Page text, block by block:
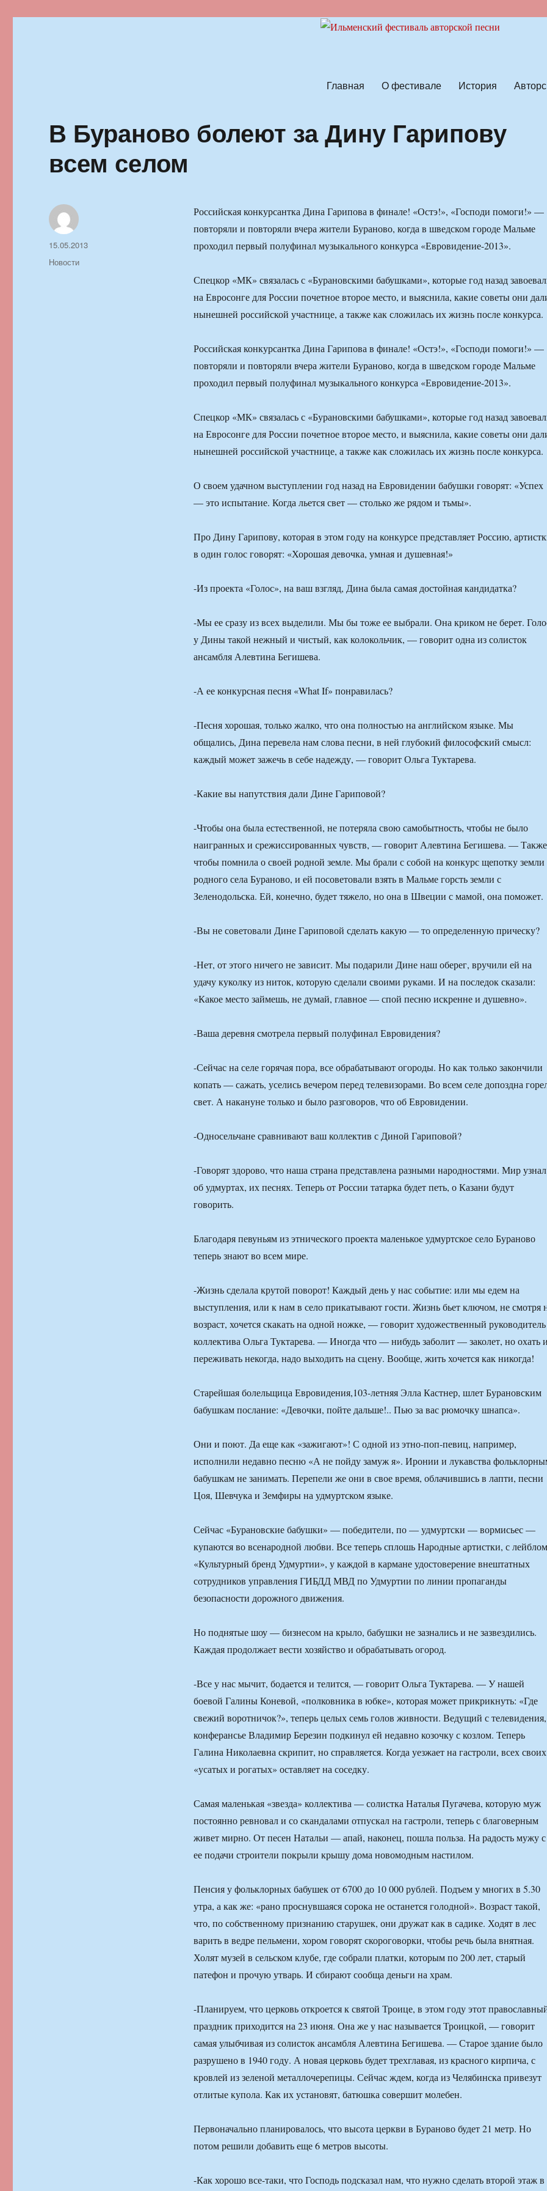
Главная О фестивале История
В Бураново болеют за Дину Гарипову
всем селом
Российская конкурсантка Дина Гарипова в финале! «Остэ!», «Господи помоги!» —
повторяли и повторяли вчера жители Бураново, когда в шведском городе Мальме
проходил первый полуфинал музыкального конкурса «Евровидение-2013».
Спецкор «МК» связалась с «Бурановскими бабушками», которые год назад
на Евросонге для России почетное второе место, и выяснила, какие советы они
нынешней российской участнице, а также как сложилась их жизнь после конкурса.
Российская конкурсантка Дина Гарипова в финале! «Остэ!», «Господи помоги!» —
повторяли и повторяли вчера жители Бураново, когда в шведском городе Мальме
проходил первый полуфинал музыкального конкурса «Евровидение-2013».
Спецкор «МК» связалась с «Бурановскими бабушками», которые год назад
на Евросонге для России почетное второе место, и выяснила, какие советы они
нынешней российской участнице, а также как сложилась их жизнь после конкурса.
О своем удачном выступлении год назад на Евровидении бабушки говорят: «Успех
— это испытание. Когда льется свет — столько же рядом и тьмы».
Про Дину Гарипову, которая в этом году на конкурсе представляет Россию,
в один голос говорят: «Хорошая девочка, умная и душевная!»
-Из проекта «Голос», на ваш взгляд, Дина была самая достойная кандидатка?
-Мы ее сразу из всех выделили. Мы бы тоже ее выбрали. Она криком не берет.
у Дины такой нежный и чистый, как колокольчик, — говорит одна из солисток
ансамбля Алевтина Бегишева.
-А ее конкурсная песня «What If» понравилась?
-Песня хорошая, только жалко, что она полностью на английском языке. Мы
общались, Дина перевела нам слова песни, в ней глубокий философский смысл:
каждый может зажечь в себе надежду, — говорит Ольга Туктарева.
-Какие вы напутствия дали Дине Гариповой?
-Чтобы она была естественной, не потеряла свою самобытность, чтобы не было
наигранных и срежиссированных чувств, — говорит Алевтина Бегишева. — Также
чтобы помнила о своей родной земле. Мы брали с собой на конкурс щепотку земли
родного села Бураново, и ей посоветовали взять в Мальме горсть земли с
Зеленодольска. Ей, конечно, будет тяжело, но она в Швеции с мамой, она поможет.
-Вы не советовали Дине Гариповой сделать какую — то определенную прическу?
-Нет, от этого ничего не зависит. Мы подарили Дине наш оберег, вручили ей на
удачу куколку из ниток, которую сделали своими руками. И на последок сказали:
«Какое место займешь, не думай, главное — спой песню искренне и душевно».
-Ваша деревня смотрела первый полуфинал Евровидения?
-Сейчас на селе горячая пора, все обрабатывают огороды. Но как только закончили
копать — сажать, уселись вечером перед телевизорами. Во всем селе допоздна
свет. А накануне только и было разговоров, что об Евровидении.
-Односельчане сравнивают ваш коллектив с Диной Гариповой?
-Говорят здорово, что наша страна представлена разными народностями. Мир узнал
об удмуртах, их песнях. Теперь от России татарка будет петь, о Казани будут
говорить.
Благодаря певуньям из этнического проекта маленькое удмуртское село Бураново
теперь знают во всем мире.
-Жизнь сделала крутой поворот! Каждый день у нас событие: или мы едем на
выступления, или к нам в село прикатывают гости. Жизнь бьет ключом, не смотря
возраст, хочется скакать на одной ножке, — говорит художественный руководитель
коллектива Ольга Туктарева. — Иногда что — нибудь заболит — заколет, но охать
переживать некогда, надо выходить на сцену. Вообще, жить хочется как никогда!
Старейшая болельщица Евровидения,103-летняя Элла Кастнер, шлет Бурановским
бабушкам послание: «Девочки, пойте дальше!.. Пью за вас рюмочку шнапса».
Они и поют. Да еще как «зажигают»! С одной из этно-поп-певиц, например,
исполнили недавно песню «А не пойду замуж я». Иронии и лукавства
бабушкам не занимать. Перепели же они в свое время, облачившись в лапти, песни
Цоя, Шевчука и Земфиры на удмуртском языке.
Сейчас «Бурановские бабушки» — победители, по — удмуртски — вормисьес —
купаются во всенародной любви. Все теперь сплошь Народные артистки, с лейблом
«Культурный бренд Удмуртии», у каждой в кармане удостоверение внештатных
сотрудников управления ГИБДД МВД по Удмуртии по линии пропаганды
безопасности дорожного движения.
Но поднятые шоу — бизнесом на крыло, бабушки не зазнались и не зазвездились.
Каждая продолжает вести хозяйство и обрабатывать огород.
-Все у нас мычит, бодается и телится, — говорит Ольга Туктарева. — У нашей
боевой Галины Коневой, «полковника в юбке», которая может прикрикнуть: «Где
свежий воротничок?», теперь целых семь голов живности. Ведущий с телевидения,
конферансье Владимир Березин подкинул ей недавно козочку с козлом. Теперь
Галина Николаевна скрипит, но справляется. Когда уезжает на гастроли, всех своих
«усатых и рогатых» оставляет на соседку.
Самая маленькая «звезда» коллектива — солистка Наталья Пугачева, которую муж
постоянно ревновал и со скандалами отпускал на гастроли, теперь с благоверным
живет мирно. От песен Натальи — апай, наконец, пошла польза. На радость мужу с
ее подачи строители покрыли крышу дома новомодным настилом.
Пенсия у фольклорных бабушек от 6700 до 10 000 рублей. Подъем у многих в 5.30
утра, а как же: «рано проснувшаяся сорока не останется голодной». Возраст такой,
что, по собственному признанию старушек, они дружат как в садике. Ходят в лес
варить в ведре пельмени, хором говорят скороговорки, чтобы речь была внятная.
Холят музей в сельском клубе, где собрали платки, которым по 200 лет, старый
патефон и прочую утварь. И сбирают сообща деньги на храм.
-Планируем, что церковь откроется к святой Троице, в этом году этот
праздник приходится на 23 июня. Она же у нас называется Троицкой, — говорит
самая улыбчивая из солисток ансамбля Алевтина Бегишева. — Старое здание было
разрушено в 1940 году. А новая церковь будет трехглавая, из красного кирпича, с
кровлей из зеленой металлочерепицы. Сейчас ждем, когда из Челябинска привезут
отлитые купола. Как их установят, батюшка совершит молебен.
Первоначально планировалось, что высота церкви в Бураново будет 21 метр. Но
потом решили добавить еще 6 метров высоты.
-Как хорошо все-таки, что Господь подсказал нам, что нужно сделать второй этаж в
Автор
Опубликовано
15.05.2013
Рубрики
Новости